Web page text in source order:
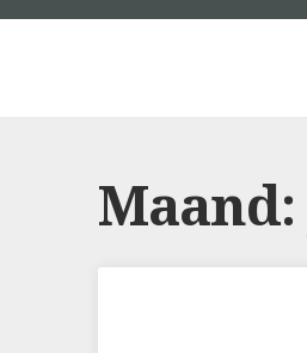
Maand: